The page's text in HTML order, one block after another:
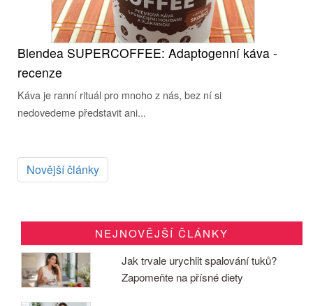
Blendea SUPERCOFFEE: Adaptogenní káva -
recenze
Káva je ranní rituál pro mnoho z nás, bez ní si
nedovedeme představit ani...
Novější články
NEJNOVĚJŠÍ ČLÁNKY
Jak trvale urychlit spalování tuků?
Zapomeňte na přísné diety